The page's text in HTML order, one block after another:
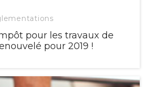
pour les travaux de
pour 2019 !